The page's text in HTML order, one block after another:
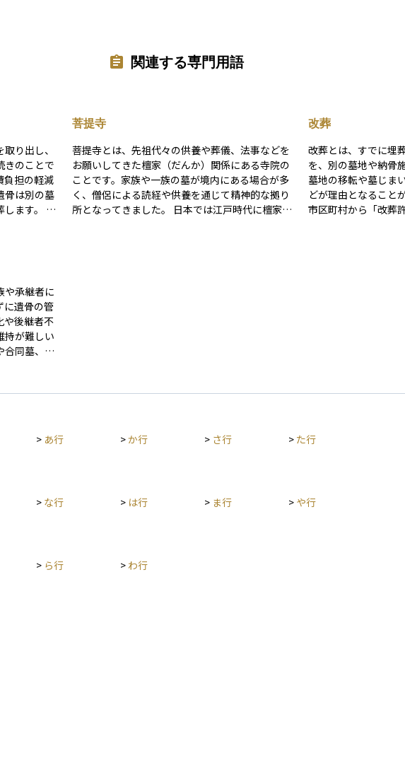
関連する専門用語
り出し、
きのことで
負担の軽減
骨は別の墓
す。 墓
まいは将
の一つと
菩提寺
菩提寺とは、先祖代々の供養や葬儀、法事などを
お願いしてきた檀家（だんか）関係にある寺院の
ことです。家族や一族の墓が境内にある場合が多
く、僧侶による読経や供養を通じて精神的な拠り
所となってきました。 日本では江戸時代に檀家制
改葬
改葬とは、すでに埋
を、別の墓地や納骨
墓地の移転や墓じま
どが理由となること
市区町村から「改葬
や承継者に
に遺骨の管
や後継者不
持が難しい
合同墓、樹
。墓埋法の
く利用され
> あ行 >か行 > さ行 > た行
> な行 > は行 > ま行 > や行
> ら行 > わ行